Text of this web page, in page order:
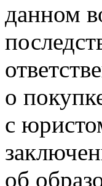
данном
о
с
об